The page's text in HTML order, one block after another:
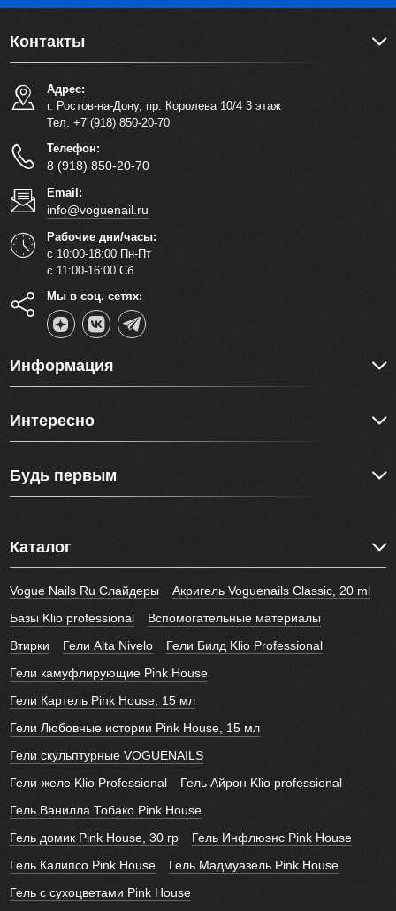
Контакты
Адрес:
г. Ростов-на-Дону, пр. Королева 10/4 3 этаж
Тел. +7 (918) 850-20-70
Телефон:
8 (918) 850-20-70
Email:
info@voguenail.ru
Рабочие дни/часы:
с 10:00-18:00 Пн-Пт
с 11:00-16:00 Сб
Мы в соц. сетях:
Информация
Интересно
Будь первым
Каталог
Vogue Nails Ru Слайдеры
Акригель Voguenails Classic, 20 ml
Базы Klio professional
Вспомогательные материалы
Втирки
Гели Alta Nivelo
Гели Билд Klio Professional
Гели камуфлирующие Pink House
Гели Картель Pink House, 15 мл
Гели Любовные истории Pink House, 15 мл
Гели скульптурные VOGUENAILS
Гели-желе Klio Professional
Гель Айрон Klio professional
Гель Ванилла Тобако Pink House
Гель домик Pink House, 30 гр
Гель Инфлюэнс Pink House
Гель Калипсо Pink House
Гель Мадмуазель Pink House
Гель с сухоцветами Pink House